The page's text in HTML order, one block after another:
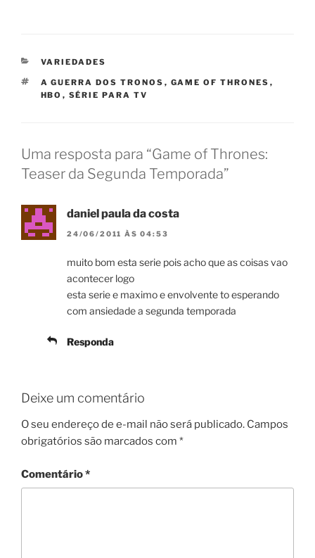
CATEGORIAS
VARIEDADES
TAGS
A GUERRA DOS TRONOS , GAME OF THRONES ,
HBO , SÉRIE PARA TV
Uma resposta para “Game of Thrones:
Teaser da Segunda Temporada”
daniel paula da costa
24/06/2011 ÀS 04:53
muito bom esta serie pois acho que as coisas vao
acontecer logo
esta serie e maximo e envolvente to esperando
com ansiedade a segunda temporada
Responda
Deixe um comentário
O seu endereço de e-mail não será publicado. Campos
obrigatórios são marcados com *
Comentário*